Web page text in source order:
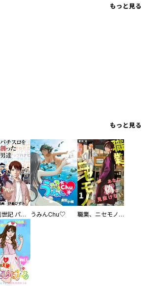
もっと見る
もっと見る
回胴創世記 パチスロを創った男達 うみんChu♡ 職業、ニセモノ～あなたに偽は見抜けない【電子単行本版】